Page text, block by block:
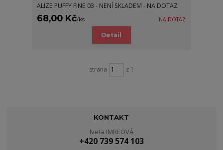
ALIZE PUFFY FINE 03 - NENÍ SKLADEM - NA DOTAZ
68,00 Kč/ks NA DOTAZ
Detail
strana z 1
KONTAKT
Iveta IMREOVÁ
+420 739 574 103